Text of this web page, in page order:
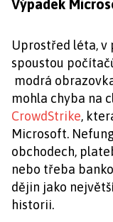
Výpadek
Uprostřed léta, v
spoustou
modrá
mohla chyba na
CrowdStrike,
Microsoft.
obchodech,
nebo třeba
dějin jako
historii.